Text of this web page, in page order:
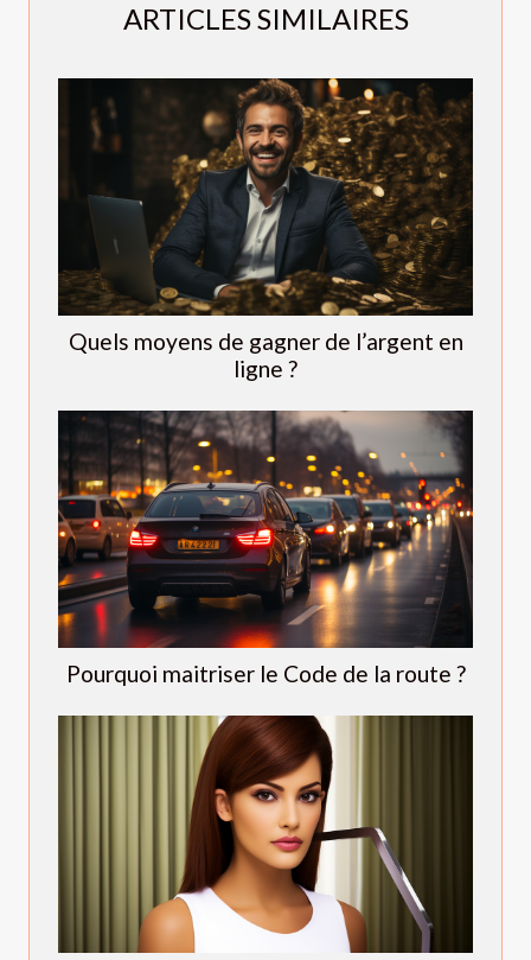
ARTICLES SIMILAIRES
Quels moyens de gagner de l’argent en
ligne ?
Pourquoi maitriser le Code de la route ?